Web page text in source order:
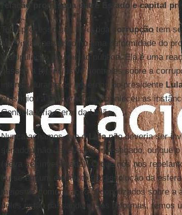
relação promíscua entre Estado e capital
Todo processo que investiga corrupçãotem
ser vista apenas como uma deformidade do
manipulação da opinião pública. Ela é uma
passou a ter inclusive controles sobre a
intensa durante os governos do presidente
prestigiou a Procuradoria, fortaleceu as
Controladoria Geral da União.
Nunca achamos que o Lulanão deveria ser
senador) não deveria ser investigado, ou que
(deva ser investigado). O que nós nos
curso em um elemento de dissolução da
meios de comunicação oligopolizados sobre
deles estão passando essas reformas, temos